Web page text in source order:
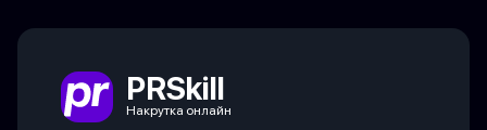
PRSkill
Накрутка онлайн